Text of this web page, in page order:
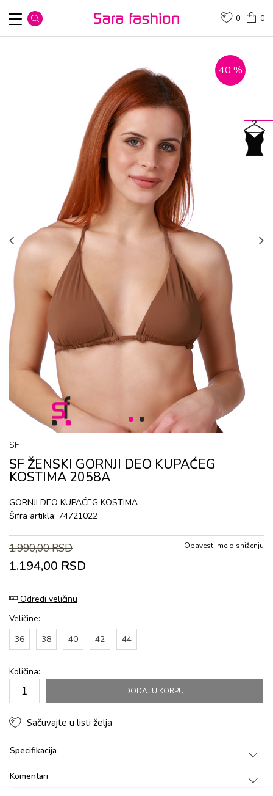
0
0
1 2
40 %
SF
SF ŽENSKI GORNJI DEO KUPAĆEG
KOSTIMA 2058A
GORNJI DEO KUPAĆEG KOSTIMA
Šifra artikla: 74721022
1.990,00RSD
1.194,00 RSD
Obavesti me o sniženju
Odredi veličinu
Veličine:
36
38 40 42 44
Količina:
DODAJ U KORPU
Sačuvajte u listi želja
Specifikacija
Komentari